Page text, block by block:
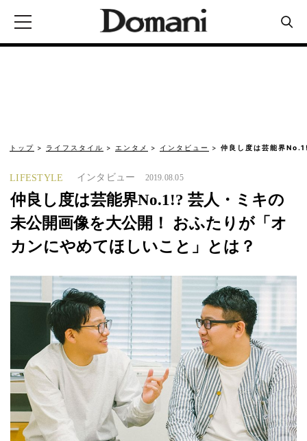
トップ ライフスタイル エンタメ インタビュー 仲良し度は芸能界
LIFESTYLE インタビュー 2019.08.05
仲良し度は芸能界No.1!? 芸人・ミキの
未公開画像を大公開！ おふたりが「オ
カンにやめてほしいこと」とは？